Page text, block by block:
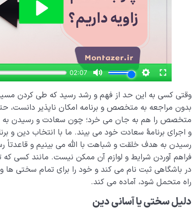
وقتی کسی به این حد از فهم و رشد رسید که طی کردن
بدون مراجعه به متخصص و برنامه امکان ناپذیر دانست،
متخصص را هم به جان می خرد؛ چون سعادت و رسیدن به
و اجرای برنامۀ سعادت خود می بیند. ما با انتخاب دین و
رسیدن به هدف خلقت و شباهت با الله می بینیم و
فراهم آوردن شرایط و لوازم آن ممکن نیست. مانند کسی که
در باشگاهی ثبت نام می کند و خود را برای تمام سختی ها
راه متحمل شود، آماده می کند.
دلیل سختی یا آسانی دین